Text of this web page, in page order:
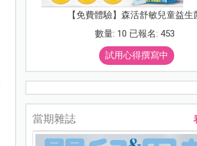
【免費體驗】森活舒敏兒童益生
數量: 10 已報名: 453
試用心得撰寫中
當期雜誌